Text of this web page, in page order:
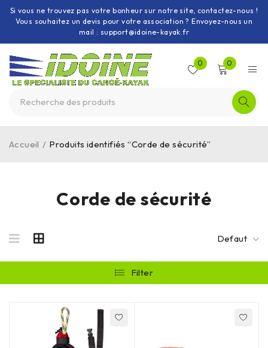
Si vous ne trouvez pas votre bonheur sur notre site, contactez-nous !
Vous souhaitez un devis pour votre association ? Envoyez-nous un
mail : support@idoine-kayak.fr
0 0
Corde de sécurité
Accueil / Produits identifiés “Corde de sécurité”
Defaut
Filter